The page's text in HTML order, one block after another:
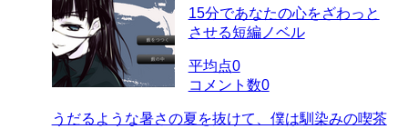
15分であなたの心をざわっと
させる短編ノベル
平均点0
コメント数0
うだるような暑さの夏を抜けて、僕は馴染みの喫茶